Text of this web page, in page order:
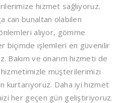
hizmet sağlıyoruz.
can bunaltan olabilen
alıyor, gömme
biçimde işlemleri en güvenilir
Bakım ve onarım hizmeti de
müşterilerimizi
kurtarıyoruz. Daha iyi hizmet
her geçen gün geliştiriyoruz.